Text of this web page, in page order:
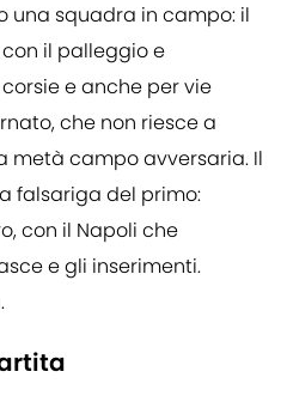
una squadra in campo: il
il palleggio e
e anche per vie
che non riesce a
metà campo avversaria. Il
falsariga del primo:
con il Napoli che
e gli inserimenti.